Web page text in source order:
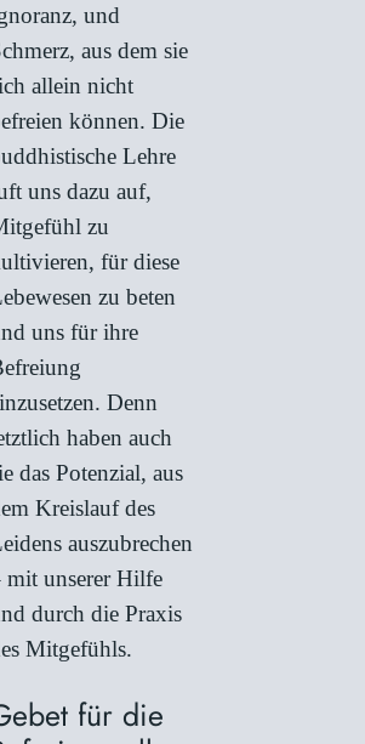
und
aus dem sie
allein nicht
können. Die
Lehre
uns dazu auf,
zu
für diese
zu beten
uns für ihre
Denn
haben auch
das Potenzial, aus
Kreislauf des
auszubrechen
mit unserer Hilfe
durch die Praxis
Mitgefühls.
für die